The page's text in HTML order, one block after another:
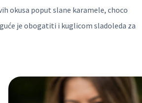
okusa poput slane karamele, choco
je obogatiti i kuglicom sladoleda za